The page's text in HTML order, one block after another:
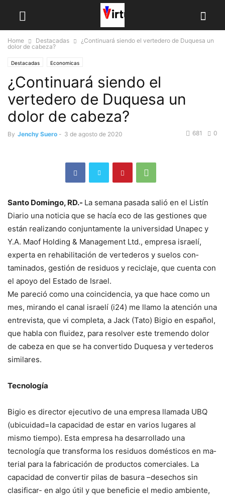
Home Destacadas
¿Continuará siendo el vertedero de Duquesa un
dolor de cabeza?
Destacadas Economicas
¿Continuará siendo el
vertedero de Duquesa un
dolor de cabeza?
By Jenchy Suero - 3 de agosto de 2020 0
681
Santo Domingo, RD.- La semana pasada salió en el Listín
Diario una noticia que se hacía eco de las ges­tiones que
están realizan­do conjuntamente la uni­versidad Unapec y
Y.A. Maof Holding & Manage­ment Ltd., empresa israelí,
experta en rehabilitación de vertederos y suelos con­
taminados, gestión de resi­duos y reciclaje, que cuen­ta con
el apoyo del Estado de Israel.
Me pareció como una co­incidencia, ya que hace co­mo un
mes, mirando el ca­nal israelí (i24) me llamo la atención una
entrevis­ta, que vi completa, a Jack (Tato) Bigio en español,
que habla con fluidez, pa­ra resolver este tremendo dolor
de cabeza en que se ha convertido Duquesa y vertederos
similares.
Tecnología
Bigio es director ejecutivo de una empresa llamada UBQ
(ubicuidad=la ca­pacidad de estar en varios lugares al
mismo tiem­po). Esta empresa ha de­sarrollado una
tecnología que transforma los resi­duos domésticos en ma­
terial para la fabricación de productos comerciales. La
capacidad de convertir pilas de basura –desechos sin
clasificar- en algo útil y que beneficie el medio am­biente,